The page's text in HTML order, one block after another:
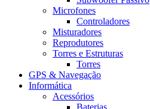
Microfones
Controladores
Misturadores
Reprodutores
Torres e Estruturas
Torres
GPS & Navegação
Informática
Acessórios
Baterias